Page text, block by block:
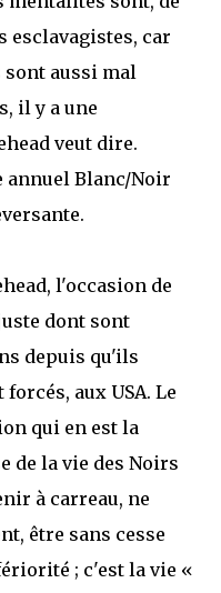
esclavagistes, car
sont aussi mal
il y a une
veut dire.
annuel Blanc/Noir
l'occasion de
dont sont
depuis qu'ils
aux USA. Le
qui en est la
de la vie des Noirs
à carreau, ne
être sans cesse
; c'est la vie «